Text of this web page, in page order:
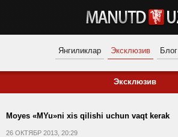
Янгиликлар Эксклюзив Блог
Эксклюзив
Moyes «MYu»ni xis qilishi uchun vaqt kerak
26 ОКТЯБР 2013, 20:29